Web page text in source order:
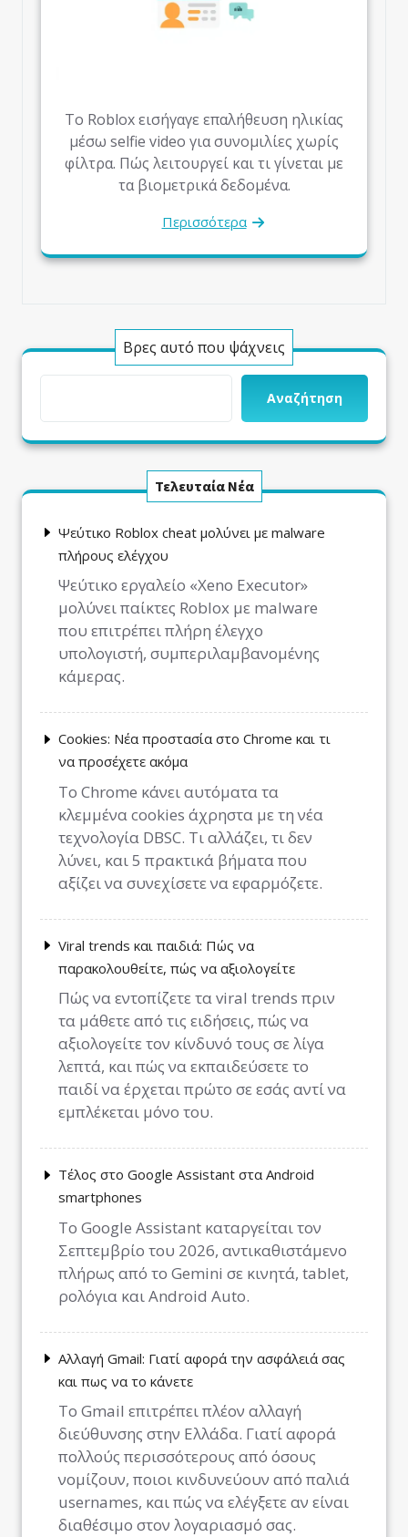
Το Roblox εισήγαγε επαλήθευση ηλικίας
μέσω selfie video για συνομιλίες χωρίς
φίλτρα. Πώς λειτουργεί και τι γίνεται με
τα βιομετρικά δεδομένα.
Περισσότερα
Βρες αυτό που ψάχνεις
Αναζήτηση
Τελευταία Νέα
Ψεύτικο Roblox cheat μολύνει με malware
πλήρους ελέγχου
Ψεύτικο εργαλείο «Xeno Executor»
μολύνει παίκτες Roblox με malware
που επιτρέπει πλήρη έλεγχο
υπολογιστή, συμπεριλαμβανομένης
κάμερας.
Cookies: Νέα προστασία στο Chrome και τι
να προσέχετε ακόμα
Το Chrome κάνει αυτόματα τα
κλεμμένα cookies άχρηστα με τη νέα
τεχνολογία DBSC. Τι αλλάζει, τι δεν
λύνει, και 5 πρακτικά βήματα που
αξίζει να συνεχίσετε να εφαρμόζετε.
Viral trends και παιδιά: Πώς να
παρακολουθείτε, πώς να αξιολογείτε
Πώς να εντοπίζετε τα viral trends πριν
τα μάθετε από τις ειδήσεις, πώς να
αξιολογείτε τον κίνδυνό τους σε λίγα
λεπτά, και πώς να εκπαιδεύσετε το
παιδί να έρχεται πρώτο σε εσάς αντί να
εμπλέκεται μόνο του.
Τέλος στο Google Assistant στα Android
smartphones
Το Google Assistant καταργείται τον
Σεπτεμβρίο του 2026, αντικαθιστάμενο
πλήρως από το Gemini σε κινητά, tablet,
ρολόγια και Android Auto.
Αλλαγή Gmail: Γιατί αφορά την ασφάλειά σας
και πως να το κάνετε
Το Gmail επιτρέπει πλέον αλλαγή
διεύθυνσης στην Ελλάδα. Γιατί αφορά
πολλούς περισσότερους από όσους
νομίζουν, ποιοι κινδυνεύουν από παλιά
usernames, και πώς να ελέγξετε αν είναι
διαθέσιμο στον λογαριασμό σας.